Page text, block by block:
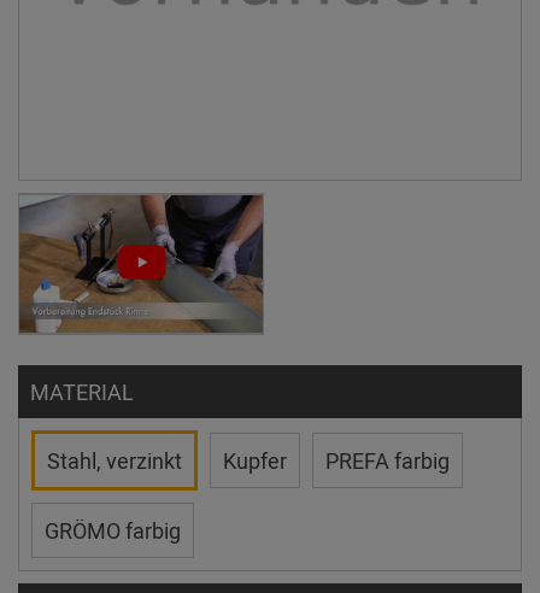
MATERIAL
Stahl, verzinkt Kupfer PREFA farbig
GRÖMO farbig